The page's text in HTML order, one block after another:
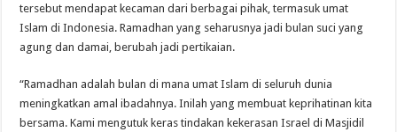
tersebut mendapat kecaman dari berbagai pihak, termasuk umat
Islam di Indonesia. Ramadhan yang seharusnya jadi bulan suci yang
agung dan damai, berubah jadi pertikaian.
“Ramadhan adalah bulan di mana umat Islam di seluruh dunia
meningkatkan amal ibadahnya. Inilah yang membuat keprihatinan kita
bersama. Kami mengutuk keras tindakan kekerasan Israel di Masjidil